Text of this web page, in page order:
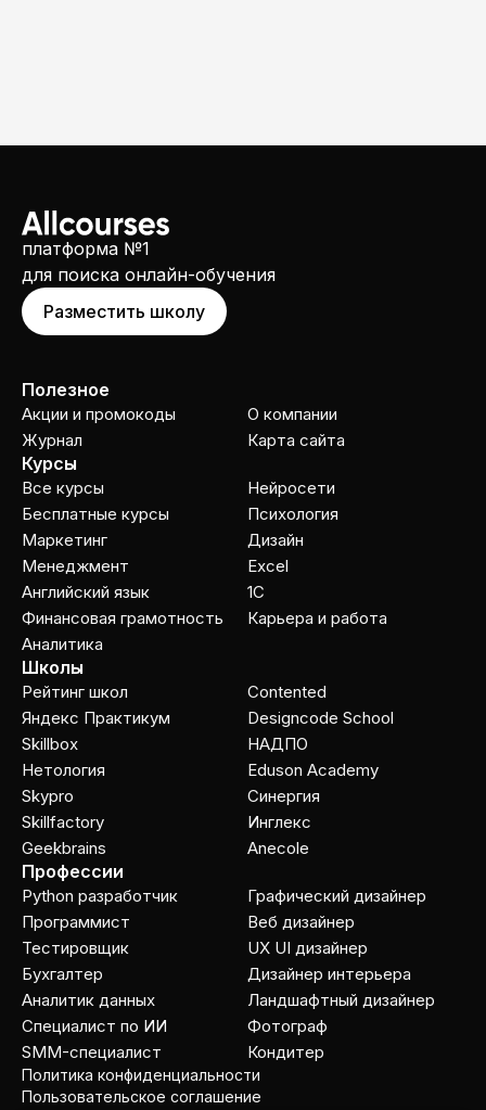
платформа №1
для поиска онлайн-обучения
Разместить школу
Полезное
Акции и промокоды
Журнал
О компании
Карта сайта
Курсы
Все курсы
Бесплатные курсы
Маркетинг
Менеджмент
Английский язык
Финансовая грамотность
Аналитика
Нейросети
Психология
Дизайн
Excel
1C
Карьера и работа
Школы
Рейтинг школ
Яндекс Практикум
Skillbox
Нетология
Skypro
Skillfactory
Geekbrains
Contented
Designcode School
НАДПО
Eduson Academy
Cинергия
Инглекс
Anecole
Профессии
Python разработчик
Программист
Тестировщик
Бухгалтер
Аналитик данных
Специалист по ИИ
SMM-специалист
Графический дизайнер
Веб дизайнер
UX UI дизайнер
Дизайнер интерьера
Ландшафтный дизайнер
Фотограф
Кондитер
Пользовательское соглашение
Политика конфиденциальности